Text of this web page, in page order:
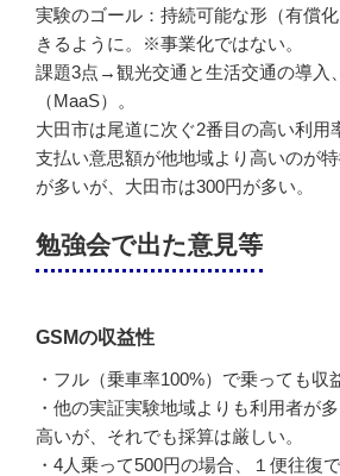
実験のゴール：持続可能な形（有償
きるように。※事業化ではない。
課題3点→観光交通と生活交通の導入
（MaaS）。
大田市は尾道に次ぐ2番目の高い利用
支払い意思額が他地域より高いのが
が多いが、大田市は300円が多い。
勉強会で出た意見等
GSMの収益性
・フル（乗車率100%）で乗っても収
・他の実証実験地域よりも利用者が
高いが、それでも採算は厳しい。
・4人乗って500円の場合、１便往復